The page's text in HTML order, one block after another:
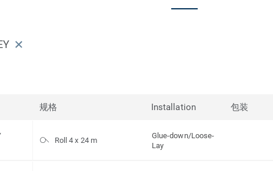
规格 Installation 包装
Roll 4 x 24 m
Glue-down/Loose-
Lay